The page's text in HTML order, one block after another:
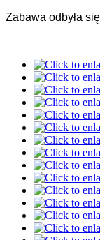
Zabawa odbyła